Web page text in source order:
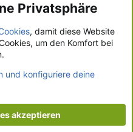
Privatsphäre
, damit diese Website
um den Komfort bei
und konfiguriere deine
akzeptieren